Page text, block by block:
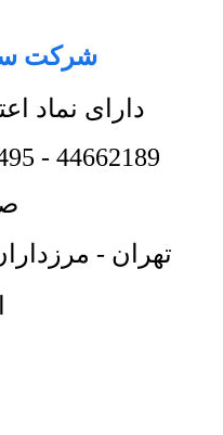
شرکت
دارای نماد
44662189
-
تهران -